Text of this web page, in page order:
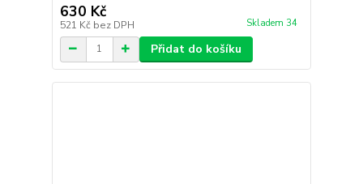
630 Kč
521 Kč bez DPH Skladem 34
Přidat do košíku